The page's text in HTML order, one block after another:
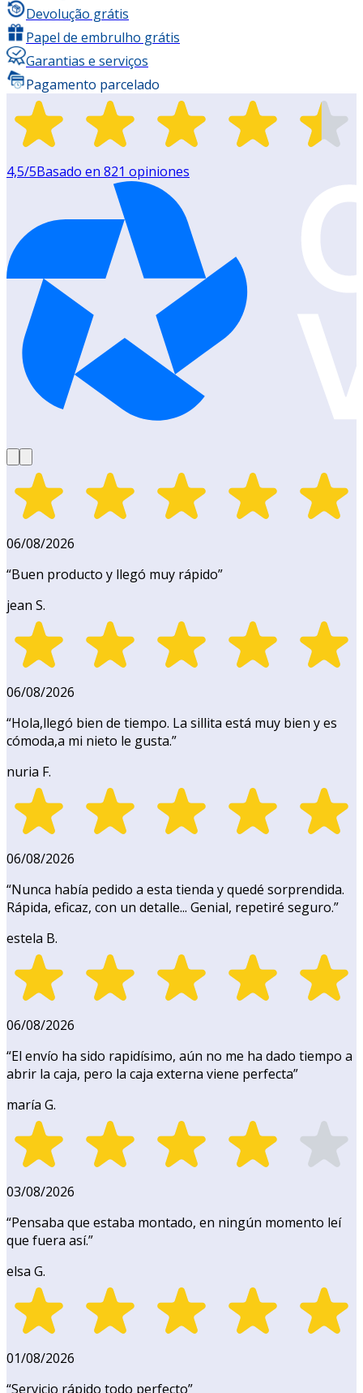
Devolução grátis
Papel de embrulho grátis
Garantias e serviços
Pagamento parcelado
4,5/5Basado en 821 opiniones
06/08/2026
“Buen producto y llegó muy rápido”
jean S.
06/08/2026
“Hola,llegó bien de tiempo. La sillita está muy bien y es
cómoda,a mi nieto le gusta.”
nuria F.
06/08/2026
“Nunca había pedido a esta tienda y quedé sorprendida.
Rápida, eficaz, con un detalle... Genial, repetiré seguro.”
estela B.
06/08/2026
“El envío ha sido rapidísimo, aún no me ha dado tiempo a
abrir la caja, pero la caja externa viene perfecta”
maría G.
03/08/2026
“Pensaba que estaba montado, en ningún momento leí
que fuera así.”
elsa G.
01/08/2026
“Servicio rápido todo perfecto”